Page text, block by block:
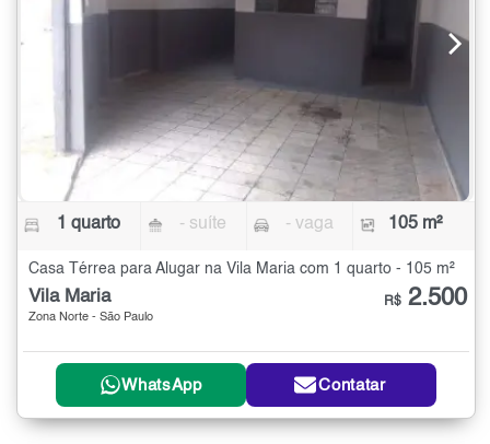
1 quarto - suíte - vaga 105 m²
Casa Térrea para Alugar na Vila Maria com 1 quarto - 105 m²
Vila Maria
Zona Norte - São Paulo
R$ 2.500
WhatsApp Contatar